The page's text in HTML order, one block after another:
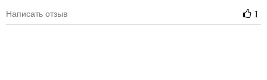
Написать отзыв 1